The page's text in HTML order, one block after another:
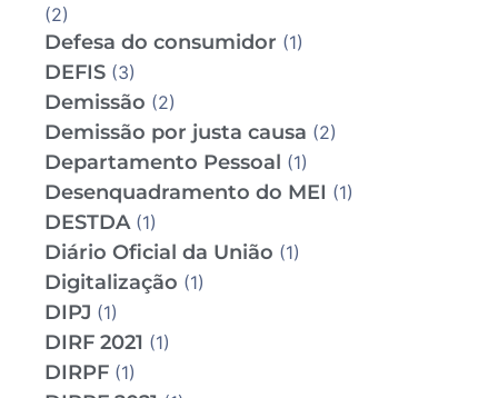
(2)
Defesa do consumidor (1)
DEFIS (3)
Demissão (2)
Demissão por justa causa (2)
Departamento Pessoal (1)
Desenquadramento do MEI (1)
DESTDA(1)
Diário Oficial da União (1)
Digitalização (1)
DIPJ (1)
DIRF 2021 (1)
DIRPF (1)